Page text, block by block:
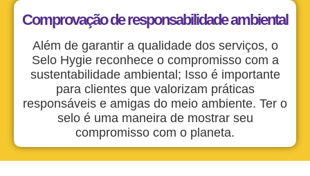
Comprovação de responsabilidade ambiental
Além de garantir a qualidade dos serviços, o
Selo Hygie reconhece o compromisso com a
sustentabilidade ambiental; Isso é importante
para clientes que valorizam práticas
responsáveis e amigas do meio ambiente. Ter o
selo é uma maneira de mostrar seu
compromisso com o planeta.